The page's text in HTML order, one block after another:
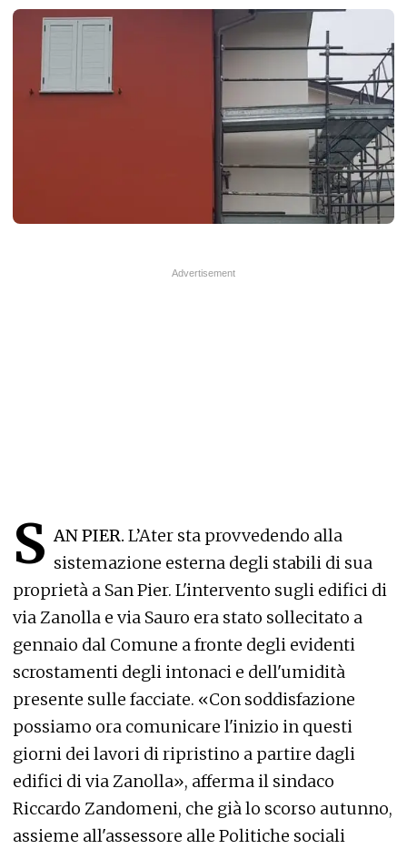
S AN PIER. L’Ater sta provvedendo alla
sistemazione esterna degli stabili di sua
proprietà a San Pier. L'intervento sugli edifici di
via Zanolla e via Sauro era stato sollecitato a
gennaio dal Comune a fronte degli evidenti
scrostamenti degli intonaci e dell'umidità
presente sulle facciate. «Con soddisfazione
possiamo ora comunicare l'inizio in questi
giorni dei lavori di ripristino a partire dagli
edifici di via Zanolla», afferma il sindaco
Riccardo Zandomeni, che già lo scorso autunno,
assieme all'assessore alle Politiche sociali